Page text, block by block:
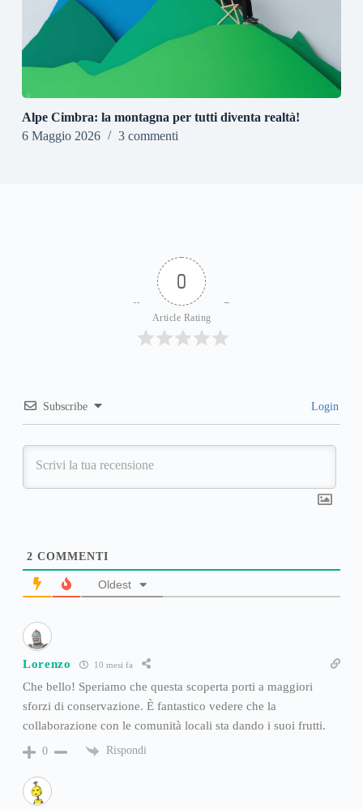
Alpe Cimbra: la montagna per tutti diventa realtà!
6 Maggio 2026
3 commenti
0
Article Rating
Subscribe Login
2 COMMENTI
Oldest
Lorenzo 10 mesi fa
Che bello! Speriamo che questa scoperta porti a maggiori
sforzi di conservazione. È fantastico vedere che la
collaborazione con le comunità locali sta dando i suoi frutti.
0 Rispondi